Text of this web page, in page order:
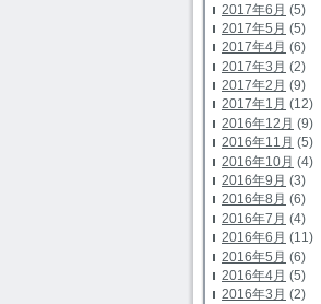
2017年6月 (5)
2017年5月 (5)
2017年4月 (6)
2017年3月 (2)
2017年2月 (9)
2017年1月 (12)
2016年12月 (9)
2016年11月 (5)
2016年10月 (4)
2016年9月 (3)
2016年8月 (6)
2016年7月 (4)
2016年6月 (11)
2016年5月 (6)
2016年4月 (5)
2016年3月 (2)